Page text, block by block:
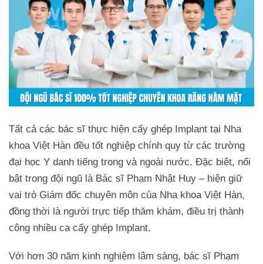
Tất cả các bác sĩ thực hiện cấy ghép Implant tại Nha
khoa Việt Hàn đều tốt nghiệp chính quy từ các trường
đại học Y danh tiếng trong và ngoài nước. Đặc biệt, nổi
bật trong đội ngũ là Bác sĩ Phạm Nhật Huy – hiện giữ
vai trò Giám đốc chuyên môn của Nha khoa Việt Hàn,
đồng thời là người trực tiếp thăm khám, điều trị thành
công nhiều ca cấy ghép Implant.
Với hơn 30 năm kinh nghiệm lâm sàng, bác sĩ Phạm